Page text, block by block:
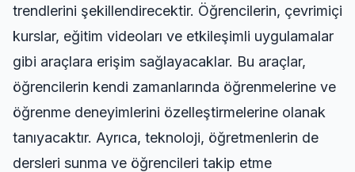
trendlerini şekillendirecektir. Öğrencilerin, çevrimiçi
kurslar, eğitim videoları ve etkileşimli uygulamalar
gibi araçlara erişim sağlayacaklar. Bu araçlar,
öğrencilerin kendi zamanlarında öğrenmelerine ve
öğrenme deneyimlerini özelleştirmelerine olanak
tanıyacaktır. Ayrıca, teknoloji, öğretmenlerin de
dersleri sunma ve öğrencileri takip etme